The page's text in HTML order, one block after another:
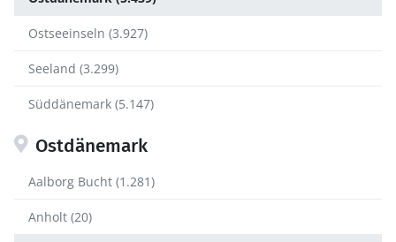
Ostseeinseln (3.927)
Seeland (3.299)
Süddänemark (5.147)
Ostdänemark
Aalborg Bucht (1.281)
Anholt (20)